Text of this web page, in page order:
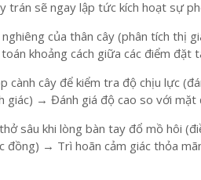
trán sẽ ngay lập tức kích hoạt sự
của thân cây (phân tích thị
khoảng cách giữa các điểm đặt
cành cây để kiểm tra độ chịu lực
giác) → Đánh giá độ cao so với mặt
sâu khi lòng bàn tay đổ mồ hôi
→ Trì hoãn cảm giác thỏa